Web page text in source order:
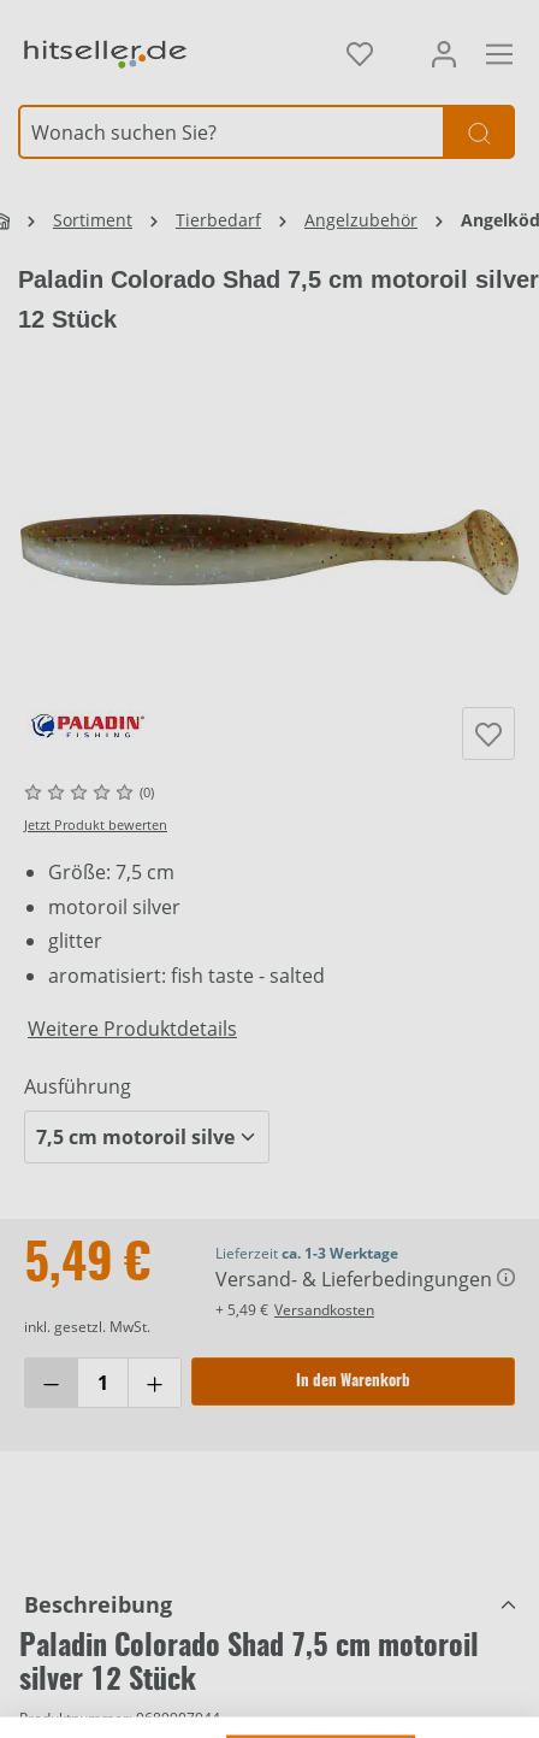
Sortiment Tierbedarf Angelzubehör
Paladin Colorado Shad 7,5 cm motoroil silver
12 Stück
(0)
Jetzt Produkt bewerten
Größe: 7,5 cm
motoroil silver
glitter
aromatisiert: fish taste - salted
Weitere Produktdetails
Ausführung
5,49 €
inkl. gesetzl. MwSt.
Lieferzeitca. 1-3 Werktage
Versand- & Lieferbedingungen
+ 5,49 € Versandkosten
In den Warenkorb
Beschreibung
Paladin Colorado Shad 7,5 cm motoroil
silver 12 Stück
Produktnummer:0689907044